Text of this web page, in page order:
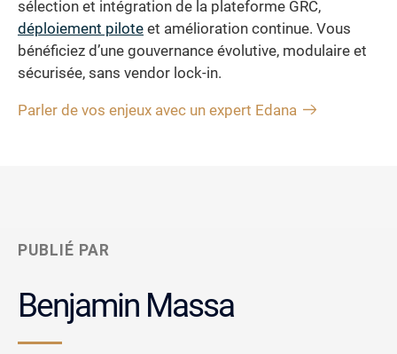
sélection et intégration de la plateforme GRC,
déploiement pilote et amélioration continue. Vous
bénéficiez d’une gouvernance évolutive, modulaire et
sécurisée, sans vendor lock-in.
Parler de vos enjeux avec un expert Edana
PUBLIÉ PAR
Benjamin Massa